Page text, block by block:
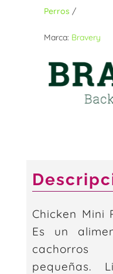
sabor
KG
cantidad
Perros
Marca: Bravery
Chicken Mini
Es un
pequeñas.